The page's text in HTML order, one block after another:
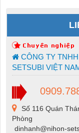
CÔNG TY
SETSUBI VIỆT
Số 116 Quán
Phòng
dinhanh@nihon-